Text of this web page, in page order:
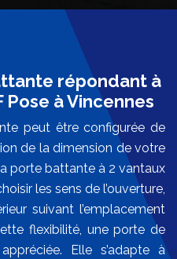
répondant à
Pose à Vincennes
peut être configurée de
de la dimension de votre
porte battante à 2 vantaux
les sens de l’ouverture,
suivant l’emplacement
flexibilité, une porte de
Elle s’adapte à